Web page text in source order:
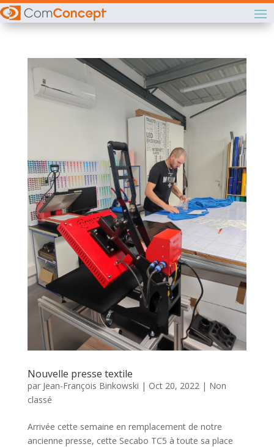
Nouvelle presse textile
par Jean-François Binkowski | Oct 20, 2022| Non
classé
Arrivée cette semaine en remplacement de notre
ancienne presse, cette Secabo TC5 à toute sa place